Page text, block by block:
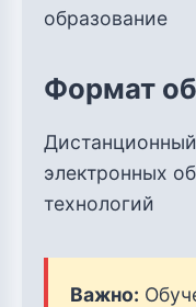
образование
Формат
электронных
технологий
Важно: